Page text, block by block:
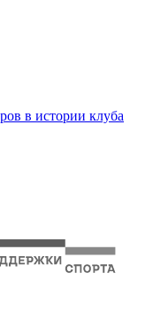
в истории клуба